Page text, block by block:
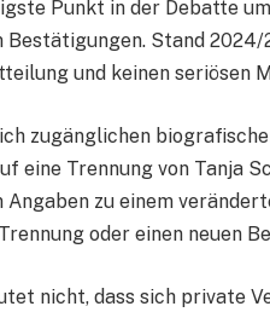
Punkt in der Debatte
Bestätigungen. Stand
und keinen seriösen
zugänglichen
eine Trennung von Tanja
zu einem
oder einen neuen
nicht, dass sich private